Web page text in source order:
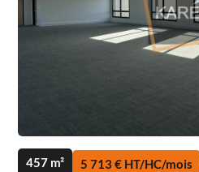
457 m² 5 713 € HT/HC/mois